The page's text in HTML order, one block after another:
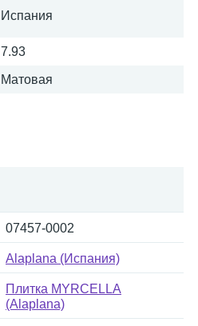
Испания
7.93
Матовая
07457-0002
Alaplana (Испания)
Плитка MYRCELLA
(Alaplana)